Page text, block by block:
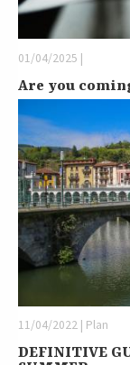
01/04/2025 |
Are you
11/04/2022 | Plan
DEFINITIVE